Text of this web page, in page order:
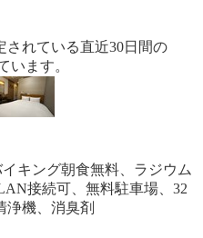
れている直近30日間の
います。
キング朝食無料、ラジウム
接続可、無料駐車場、32
浄機、消臭剤